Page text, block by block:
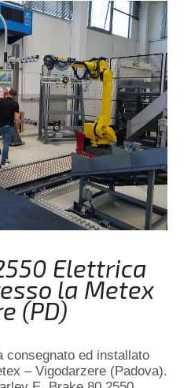
Elettrica
la Metex
(PD)
consegnato ed installato
– Vigodarzere (Padova).